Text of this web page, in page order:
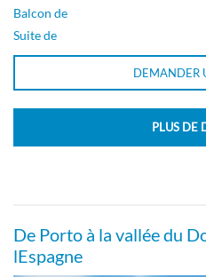
Balcon de
Suite de
DEMANDER
PLUS DE
De Porto à la vallée du
lEspagne